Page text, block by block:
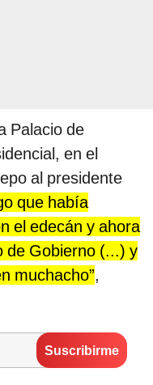
Palacio de
en el
al presidente
que había
el edecán y ahora
de Gobierno (...) y
muchacho”,